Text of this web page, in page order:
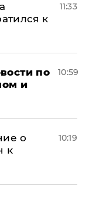
к
11:33
по
и
10:59
о
к
10:19